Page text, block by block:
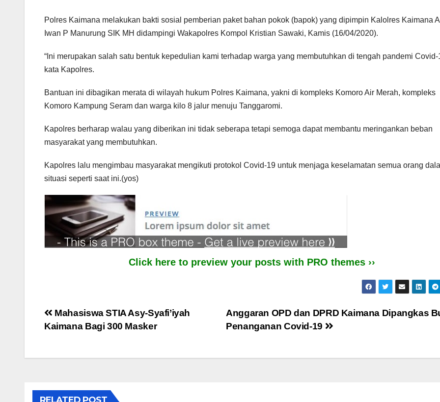
Polres Kaimana melakukan bakti sosial pemberian paket bahan pokok (bapok) yang dipimpin Kalolres Kaimana
Iwan P Manurung SIK MH didampingi Wakapolres Kompol Kristian Sawaki, Kamis (16/04/2020).
“Ini merupakan salah satu bentuk kepedulian kami terhadap warga yang membutuhkan di tengah pandemi Covid-
kata Kapolres.
Bantuan ini dibagikan merata di wilayah hukum Polres Kaimana, yakni di kompleks Komoro Air Merah, kompleks
Komoro Kampung Seram dan warga kilo 8 jalur menuju Tanggaromi.
Kapolres berharap walau yang diberikan ini tidak seberapa tetapi semoga dapat membantu meringankan beban
masyarakat yang membutuhkan.
Kapolres lalu mengimbau masyarakat mengikuti protokol Covid-19 untuk menjaga keselamatan semua orang
situasi seperti saat ini.(yos)
Click here to preview your posts with PRO themes ››
Post
navigation
Anggaran OPD dan DPRD Kaimana Dipangkas
Penanganan Covid-19
Mahasiswa STIA Asy-Syafi’iyah
Kaimana Bagi 300 Masker